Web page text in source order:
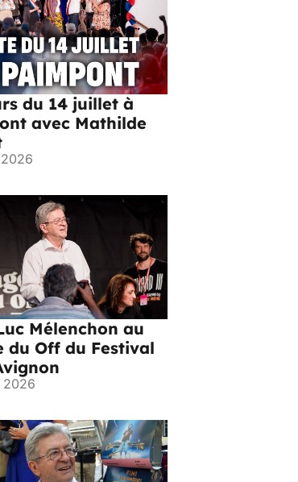
du 14 juillet à
avec Mathilde
Mélenchon au
du Off du Festival
2026